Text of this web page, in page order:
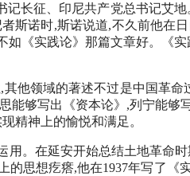
记长征、印尼共产党总书记艾
斯诺时,斯诺说道,不久前他
《实践论》那篇文章好。《
他领域的著述不过是中国革
能够写出《资本论》,列宁能
精神上的愉悦和满足。
。在延安开始总结土地革命
思想疙瘩,他在1937年写了